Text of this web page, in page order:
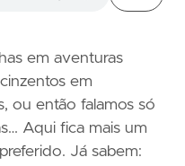
em aventuras
em
ou então falamos só
Aqui fica mais um
Já sabem: